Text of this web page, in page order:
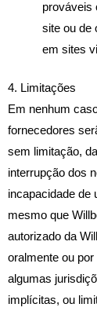
prováveis
site ou de
em sites
4. Limitações
Em nenhum
fornecedores
sem limitação,
interrupção dos
incapacidade de
mesmo que
autorizado da
oralmente ou
algumas
implícitas, ou